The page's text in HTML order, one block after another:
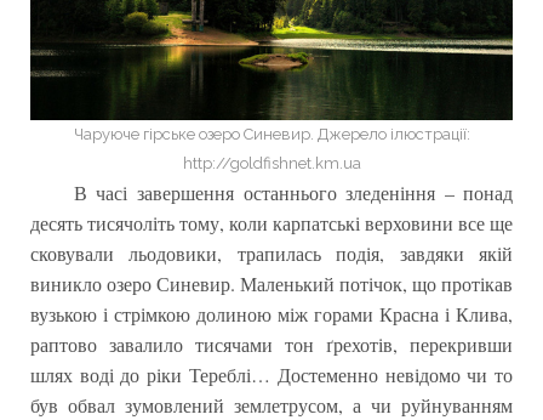
Чаруюче гірське озеро Синевир. Джерело ілюстрації:
http://goldfishnet.km.ua
В часі завершення останнього зледеніння – понад
десять тисячоліть тому, коли карпатські верховини все ще
сковували льодовики, трапилась подія, завдяки якій
виникло озеро Синевир. Маленький потічок, що протікав
вузькою і стрімкою долиною між горами Красна і Клива,
раптово завалило тисячами тон ґрехотів, перекривши
шлях воді до ріки Тереблі… Достеменно невідомо чи то
був обвал зумовлений землетрусом, а чи руйнуванням